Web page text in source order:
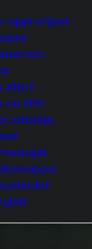
appi ohjeet
Ahjo?
on TFW
uutiskirje